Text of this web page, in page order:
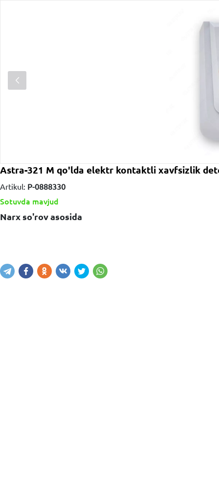
Astra-321 M qo'lda elektr kontaktli xavfsizlik
Artikul: P-0888330
Sotuvda mavjud
Narx so'rov asosida